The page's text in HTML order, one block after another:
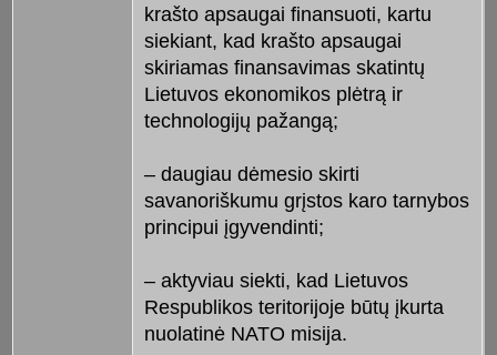
krašto apsaugai finansuoti, kartu
siekiant, kad krašto apsaugai
skiriamas finansavimas skatintų
Lietuvos ekonomikos plėtrą ir
technologijų pažangą;
– daugiau dėmesio skirti
savanoriškumu grįstos karo tarnybos
principui įgyvendinti;
– aktyviau siekti, kad Lietuvos
Respublikos teritorijoje būtų įkurta
nuolatinė NATO misija.